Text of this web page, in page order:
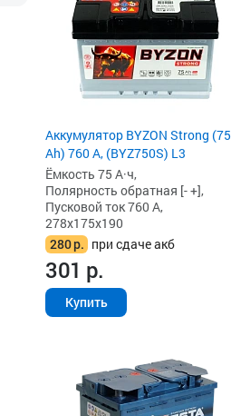
Аккумулятор BYZON Strong (75
Ah) 760 А, (BYZ750S) L3
Ёмкость 75 А·ч,
Полярность обратная [- +],
Пусковой ток 760 А,
278x175x190
280р. при сдаче акб
301 р.
Купить